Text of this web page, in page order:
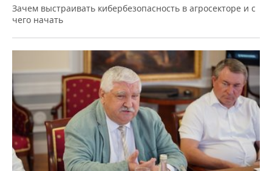
Зачем выстраивать кибербезопасность в агросекторе и с
чего начать